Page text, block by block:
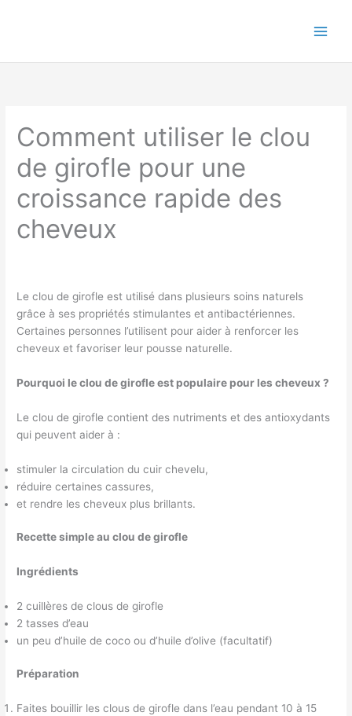
Comment utiliser le clou
de girofle pour une
croissance rapide des
cheveux
Le clou de girofle est utilisé dans plusieurs soins naturels
grâce à ses propriétés stimulantes et antibactériennes.
Certaines personnes l’utilisent pour aider à renforcer les
cheveux et favoriser leur pousse naturelle.
Pourquoi le clou de girofle est populaire pour les cheveux ?
Le clou de girofle contient des nutriments et des antioxydants
qui peuvent aider à :
stimuler la circulation du cuir chevelu,
réduire certaines cassures,
et rendre les cheveux plus brillants.
Recette simple au clou de girofle
Ingrédients
2 cuillères de clous de girofle
2 tasses d’eau
un peu d’huile de coco ou d’huile d’olive (facultatif)
Préparation
Faites bouillir les clous de girofle dans l’eau pendant 10 à 15